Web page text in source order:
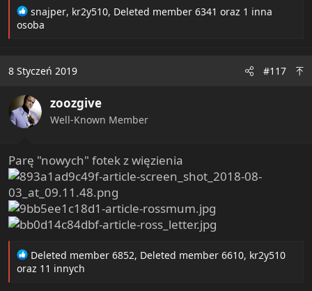
R
e
i
n
s
:
snajper, kr2y510, Deleted member 6341 oraz 1 inna
osoba
8 Styczeń 2019 #117
zoozgive
Well-Known Member
Parę "nowych" fotek z więzienia
R
e
Deleted member 6852, Deleted member 6610, kr2y510
oraz 11 innych